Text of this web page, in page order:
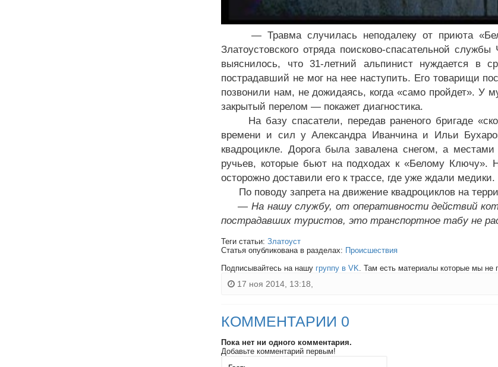
— Травма случилась неподалеку от приюта
Златоустовского отряда поисково-спасательной
выяснилось, что 31-летний альпинист нуждается в
пострадавший не мог на нее наступить. Его товарищи
позвонили нам, не дожидаясь, когда «само пройдет». У
закрытый перелом — покажет диагностика.
На базу спасатели, передав раненого бригаде
времени и сил у Александра Иванчина и Ильи
квадроцикле. Дорога была завалена снегом, а
ручьев, которые бьют на подходах к «Белому Ключу».
осторожно доставили его к трассе, где уже ждали медики.
По поводу запрета на движение квадроциклов на
— На нашу службу, от оперативности действий
пострадавших туристов, это транспортное табу не
Теги статьи: Златоуст
Статья опубликована в разделах: Происшествия
Подписывайтесь на нашу группу в VK. Там есть материалы которые мы не
17 ноя 2014, 13:18,
КОММЕНТАРИИ 0
Пока нет ни одного комментария.
Добавьте комментарий первым!